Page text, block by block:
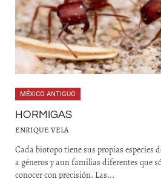
MÉXICO ANTIGUO
HORMIGAS
ENRIQUE VELA
Cada biotopo tiene sus propias especies
a géneros y aun familias diferentes que
conocer con precisión. Las...